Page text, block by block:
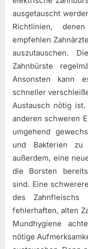
ausgetauscht
Richtlinien,
empfehlen
auszutauschen.
Zahnbürste
Ansonsten kann
schneller
Austausch nötig
anderen schweren
umgehend
und Bakterien zu
außerdem, eine
die Borsten
sind. Eine
des Zahnfleischs
fehlerhaften, alten
Mundhygiene
nötige